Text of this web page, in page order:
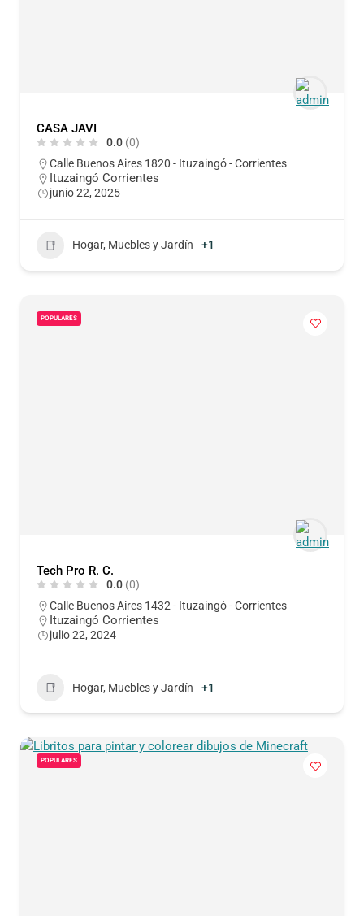
CASA JAVI
0.0 (0)
Calle Buenos Aires 1820 - Ituzaingó - Corrientes
Ituzaingó Corrientes
junio 22, 2025
Hogar, Muebles y Jardín +1
POPULARES
Tech Pro R. C.
0.0 (0)
Calle Buenos Aires 1432 - Ituzaingó - Corrientes
Ituzaingó Corrientes
julio 22, 2024
Hogar, Muebles y Jardín +1
POPULARES